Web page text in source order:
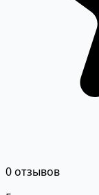
0 отзывов